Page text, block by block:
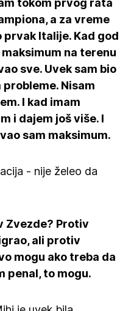
tokom prvog rata
a za vreme
Italije. Kad god
na terenu
sve. Uvek sam bio
Nisam
I kad imam
i dajem još više. I
sam maksimum.
- nije želeo da
Zvezde? Protiv
ali protiv
mogu ako treba da
penal, to mogu.